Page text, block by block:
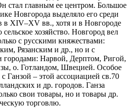
стал главным ее центром. Большое
Новгорода выделяло его среди
в XIV–XV вв., хотя и в Новгороде
хозяйство. Новгород вел
с русскими княжествами:
Рязанским и др., но и с
городами: Нарвой, Дерптом, Ригой,
о. Готландом, Швецией. Особое
Ганзой – этой ассоциацией св.70
и др. городов. Ганза
свои товары, но и товары др.
торговлю.